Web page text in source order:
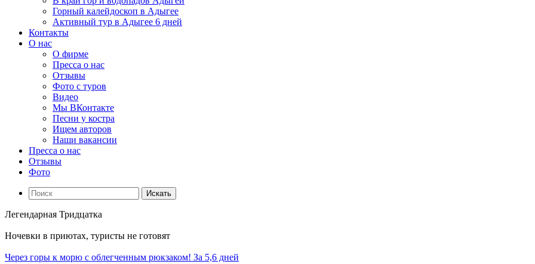
Горный калейдоскоп в Адыгее
Активный тур в Адыгее 6 дней
Контакты
О нас
О фирме
Пресса о нас
Отзывы
Фото с туров
Видео
Мы ВКонтакте
Песни у костра
Ищем авторов
Наши вакансии
Пресса о нас
Отзывы
Фото
Искать
Легендарная Тридцатка
Ночевки в приютах, туристы не готовят
Через горы к морю с облегченным рюкзаком! За 5,6 дней